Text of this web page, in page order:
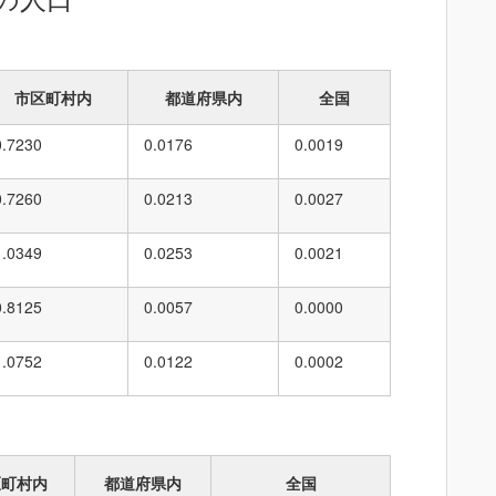
市区町村内 都道府県内 全国
0.0176 0.0019
0.0213 0.0027
0.0253 0.0021
0.0057 0.0000
0.0122 0.0002
村内 都道府県内 全国